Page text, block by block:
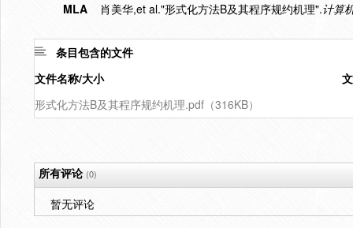
MLA
肖美华,et al."形式化方法B及其程序规约机理".计算
条目包含的文件
文件名称/大小
形式化方法B及其程序规约机理.pdf（316KB）
所有评论(0)
暂无评论